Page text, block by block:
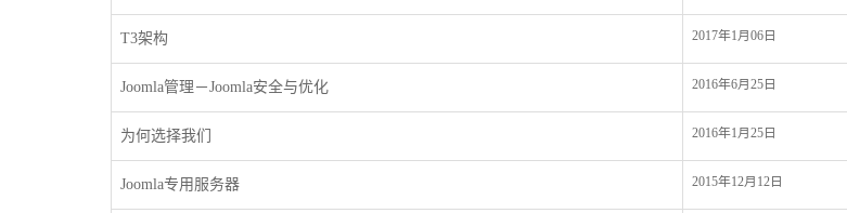
T3架构 2017年1月06日
Joomla管理－Joomla安全与优化 2016年6月25日
为何选择我们 2016年1月25日
Joomla专用服务器 2015年12月12日